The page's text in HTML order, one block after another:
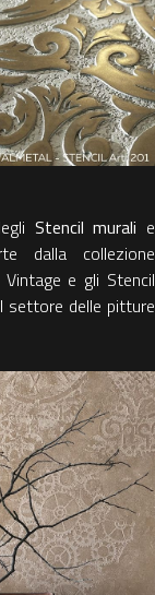
Stencil murali e
dalla collezione
e gli Stencil
settore delle pitture